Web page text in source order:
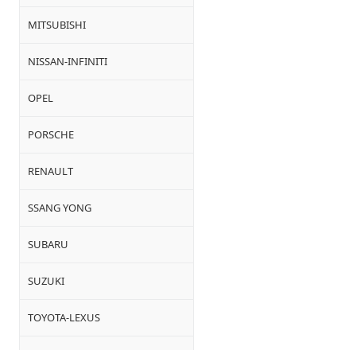
MITSUBISHI
NISSAN-INFINITI
OPEL
PORSCHE
RENAULT
SSANG YONG
SUBARU
SUZUKI
TOYOTA-LEXUS